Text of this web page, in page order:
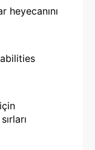
heyecanını